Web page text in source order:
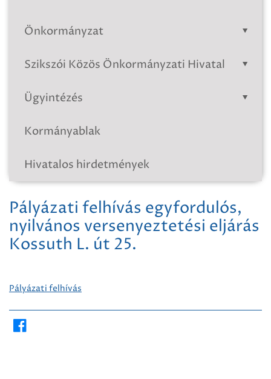
Önkormányzat
Szikszói Közös Önkormányzati Hivatal
Ügyintézés
Kormányablak
Hivatalos hirdetmények
Pályázati felhívás egyfordulós,
nyilvános versenyeztetési eljárás
Kossuth L. út 25.
Pályázati felhívás